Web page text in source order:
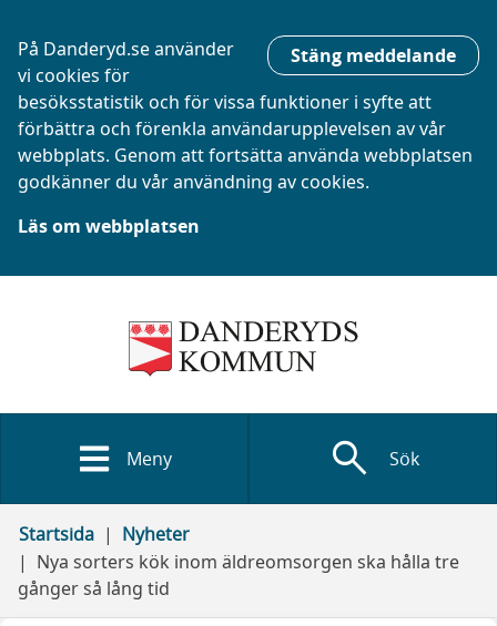
Stäng meddelande
På Danderyd.se använder
vi cookies för
besöksstatistik och för vissa funktioner i syfte att
förbättra och förenkla användarupplevelsen av vår
webbplats. Genom att fortsätta använda webbplatsen
godkänner du vår användning av cookies.
Läs om webbplatsen
Meny search Sök
Startsida
Nyheter
Nya sorters kök inom äldreomsorgen ska hålla tre
gånger så lång tid